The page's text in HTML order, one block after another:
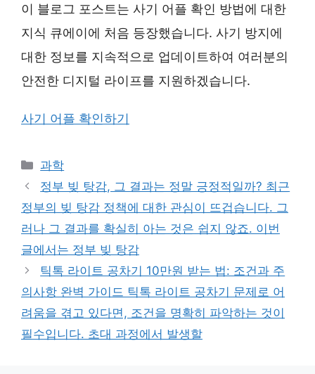
이 블로그 포스트는 사기 어플 확인 방법에 대한
지식 큐에이에 처음 등장했습니다. 사기 방지에
대한 정보를 지속적으로 업데이트하여 여러분의
안전한 디지털 라이프를 지원하겠습니다.
사기 어플 확인하기
Categories
과학
정부 빚 탕감, 그 결과는 정말 긍정적일까? 최근
정부의 빚 탕감 정책에 대한 관심이 뜨겁습니다. 그
러나 그 결과를 확실히 아는 것은 쉽지 않죠. 이번
글에서는 정부 빚 탕감
틱톡 라이트 공차기 10만원 받는 법: 조건과 주
의사항 완벽 가이드 틱톡 라이트 공차기 문제로 어
려움을 겪고 있다면, 조건을 명확히 파악하는 것이
필수입니다. 초대 과정에서 발생할